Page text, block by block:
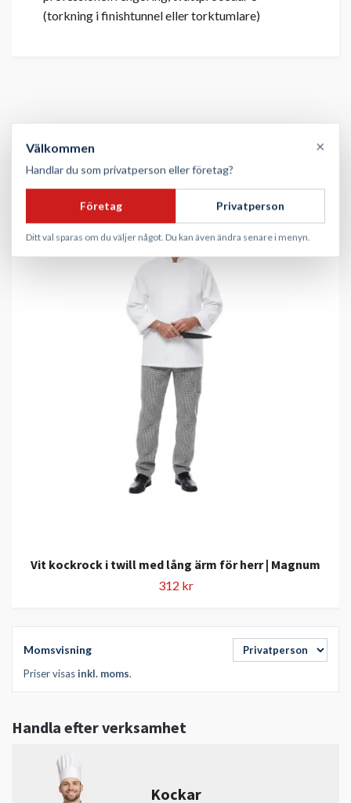
Momsvisning
Priser visasinkl. moms.
Handla efter verksamhet
Kockar
(torkning i finishtunnel eller torktumlare)
Vit kockrock i twill med lång ärm för herr | Magnum
312 kr
Välkommen ×
Handlar du som privatperson eller företag?
Företag Privatperson
Ditt val sparas om du väljer något. Du kan även ändra senare i menyn.